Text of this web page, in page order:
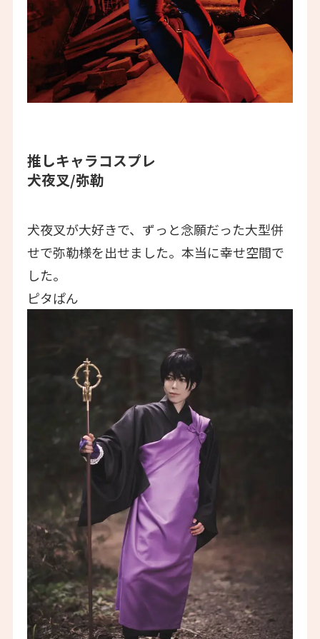
推しキャラコスプレ
犬夜叉/弥勒
犬夜叉が大好きで、ずっと念願だった大型併
せで弥勒様を出せました。本当に幸せ空間で
した。
ピタぱん